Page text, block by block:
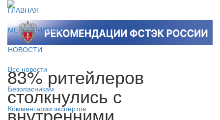
ГЛАВНАЯ
МЕРОПРИЯТИЯ
НОВОСТИ
Все новости
Безопасникам
Комментарии экспертов
83% ритейлеров
столкнулись с
внутренними